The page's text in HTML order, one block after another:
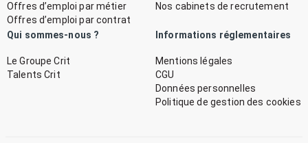
Offres d’emploi par métier
Offres d’emploi par contrat
Nos cabinets de recrutement
Qui sommes-nous ?
Le Groupe Crit
Talents Crit
Informations réglementaires
Mentions légales
CGU
Données personnelles
Politique de gestion des cookies